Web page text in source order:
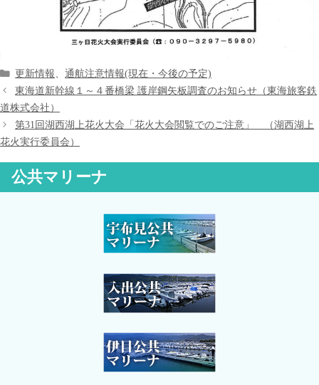
カ
テ
ゴ
リ
ー
更新情報、通航注意情報(現在・今後の予定)
東海道新幹線１～４番橋梁 護岸鋼矢板調査のお知らせ（東海旅客鉄
道株式会社）
第31回湖西湖上花火大会「花火大会閲覧でのご注意」 （湖西湖上
花火実行委員会）
公共マリーナ